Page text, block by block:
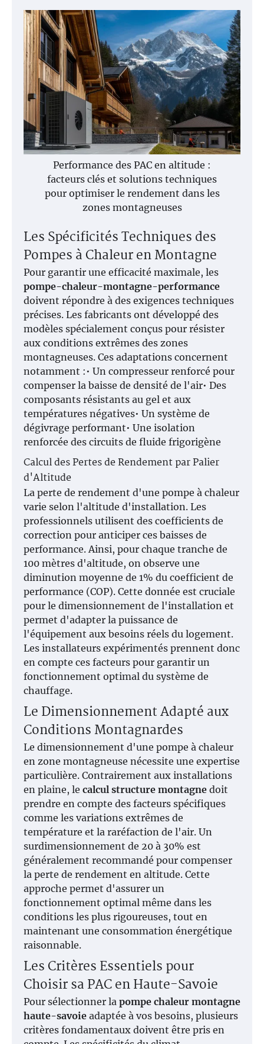
Performance des PAC en altitude :
facteurs clés et solutions techniques
pour optimiser le rendement dans les
zones montagneuses
Les Spécificités Techniques des
Pompes à Chaleur en Montagne
Pour garantir une efficacité maximale, les
pompe-chaleur-montagne-performance
doivent répondre à des exigences techniques
précises. Les fabricants ont développé des
modèles spécialement conçus pour résister
aux conditions extrêmes des zones
montagneuses. Ces adaptations concernent
notamment :• Un compresseur renforcé pour
compenser la baisse de densité de l'air• Des
composants résistants au gel et aux
températures négatives• Un système de
dégivrage performant• Une isolation
renforcée des circuits de fluide frigorigène
Calcul des Pertes de Rendement par Palier
d'Altitude
La perte de rendement d'une pompe à chaleur
varie selon l'altitude d'installation. Les
professionnels utilisent des coefficients de
correction pour anticiper ces baisses de
performance. Ainsi, pour chaque tranche de
100 mètres d'altitude, on observe une
diminution moyenne de 1% du coefficient de
performance (COP). Cette donnée est cruciale
pour le dimensionnement de l'installation et
permet d'adapter la puissance de
l'équipement aux besoins réels du logement.
Les installateurs expérimentés prennent donc
en compte ces facteurs pour garantir un
fonctionnement optimal du système de
chauffage.
Le Dimensionnement Adapté aux
Conditions Montagnardes
Le dimensionnement d'une pompe à chaleur
en zone montagneuse nécessite une expertise
particulière. Contrairement aux installations
en plaine, le calcul structure montagne doit
prendre en compte des facteurs spécifiques
comme les variations extrêmes de
température et la raréfaction de l'air. Un
surdimensionnement de 20 à 30% est
généralement recommandé pour compenser
la perte de rendement en altitude. Cette
approche permet d'assurer un
fonctionnement optimal même dans les
conditions les plus rigoureuses, tout en
maintenant une consommation énergétique
raisonnable.
Les Critères Essentiels pour
Choisir sa PAC en Haute-Savoie
Pour sélectionner la pompe chaleur montagne
haute-savoie adaptée à vos besoins, plusieurs
critères fondamentaux doivent être pris en